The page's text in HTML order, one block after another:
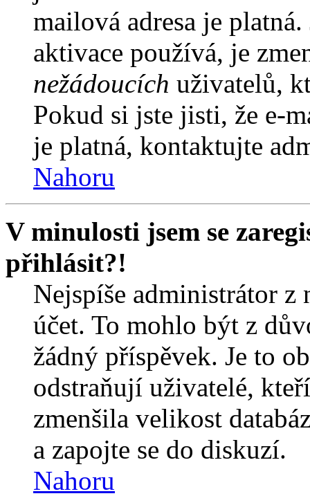
mailová adresa je
aktivace používá, je
nežádoucích uživatelů,
Pokud si jste jisti, že e-
je platná, kontaktujte
Nahoru
V minulosti jsem se
přihlásit?!
Nejspíše administrátor z
účet. To mohlo být z
žádný příspěvek. Je to
odstraňují uživatelé,
zmenšila velikost
a zapojte se do diskuzí.
Nahoru